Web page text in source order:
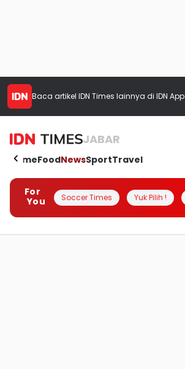
Baca artikel IDN Times lainnya di IDN App
JABAR
HomeFoodNewsSportTravel
For
You
Soccer Times Yuk Pilih !